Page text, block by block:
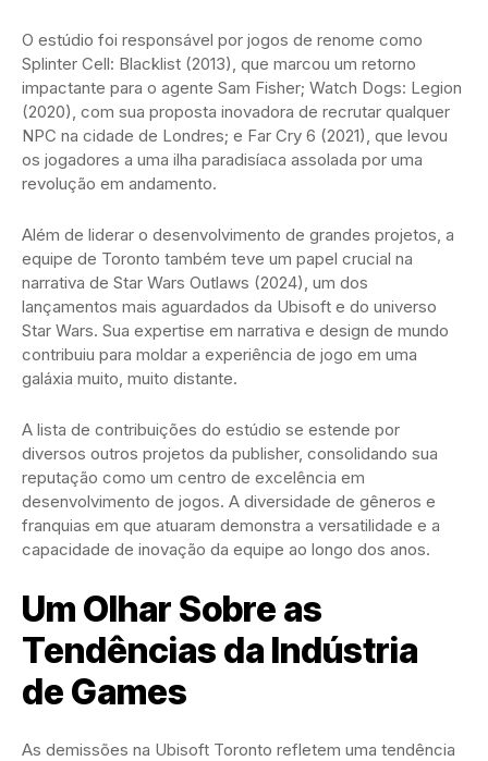
O estúdio foi responsável por jogos de renome como
Splinter Cell: Blacklist (2013), que marcou um retorno
impactante para o agente Sam Fisher; Watch Dogs: Legion
(2020), com sua proposta inovadora de recrutar qualquer
NPC na cidade de Londres; e Far Cry 6 (2021), que levou
os jogadores a uma ilha paradisíaca assolada por uma
revolução em andamento.
Além de liderar o desenvolvimento de grandes projetos, a
equipe de Toronto também teve um papel crucial na
narrativa de Star Wars Outlaws (2024), um dos
lançamentos mais aguardados da Ubisoft e do universo
Star Wars. Sua expertise em narrativa e design de mundo
contribuiu para moldar a experiência de jogo em uma
galáxia muito, muito distante.
A lista de contribuições do estúdio se estende por
diversos outros projetos da publisher, consolidando sua
reputação como um centro de excelência em
desenvolvimento de jogos. A diversidade de gêneros e
franquias em que atuaram demonstra a versatilidade e a
capacidade de inovação da equipe ao longo dos anos.
Um Olhar Sobre as
Tendências da Indústria
de Games
As demissões na Ubisoft Toronto refletem uma tendência